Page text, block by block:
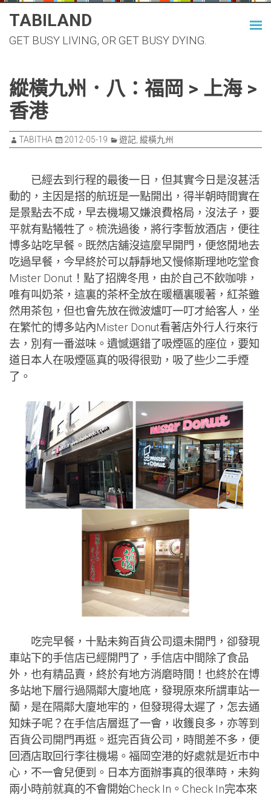
content
TABILAND
GET BUSY LIVING, OR GET BUSY DYING.
縱橫九州．八：福岡 > 上海 >
香港
TABITHA 2012-05-19 遊記 縱橫九州
已經去到行程的最後一日，但其實今日是沒甚活
動的，主因是搭的航班是一點開出，得半朝時間實在
是景點去不成，早去機場又嫌浪費格局，沒法子，要
平就有點犧牲了。梳洗過後，將行李暫放酒店，便往
博多站吃早餐。既然店舖沒這麼早開門，便悠閒地去
吃過早餐，今早終於可以靜靜地又慢條斯理地吃堂食
Mister Donut！點了招牌冬甩，由於自己不飲咖啡，
唯有叫奶茶，這裏的茶杯全放在暖櫃裏暖著，紅茶雖
然用茶包，但也會先放在微波爐叮一叮才給客人，坐
在繁忙的博多站內Mister Donut看著店外行人行來行
去，別有一番滋味。遺憾選錯了吸煙區的座位，要知
道日本人在吸煙區真的吸得很勁，吸了些少二手煙
了。
吃完早餐，十點未夠百貨公司還未開門，卻發現
車站下的手信店已經開門了，手信店中間除了食品
外，也有精品賣，終於有地方消磨時間！也終於在博
多站地下層行過隔鄰大廈地底，發現原來所謂車站一
蘭，是在隔鄰大廈地牢的，但發現得太遲了，怎去通
知妹子呢？在手信店層逛了一會，收鑊良多，亦等到
百貨公司開門再逛。逛完百貨公司，時間差不多，便
回酒店取回行李往機場。福岡空港的好處就是近市中
心，不一會兒便到。日本方面辦事真的很準時，未夠
兩小時前就真的不會開始Check In。 Check In完本來